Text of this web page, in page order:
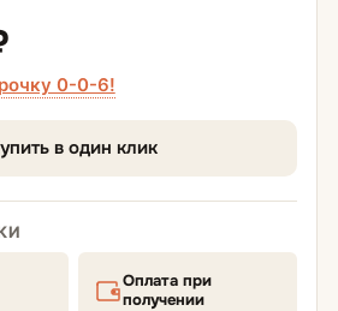
0-0-6!
в один клик
Оплата при
получении